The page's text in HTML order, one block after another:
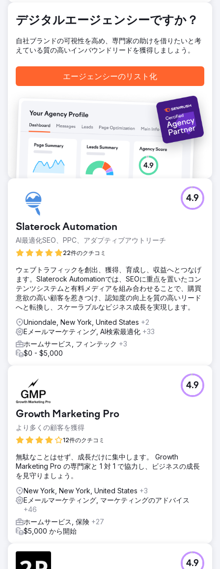
SEO 戦略の改善により、非ブランド キーワードの可視性が
4% から 19.77% に増加し、Google、Yahoo、Bing 全体で
オーガニック トラフィックが 50% 増加しました。これによ
り、オーガニック SEO に起因する WhatsApp とメール フォ
ームを通じて 1,589 件のリードが生成されました。リードか
ック リードは約 120 万ランドの売上に影響を与え、検索可視
性の向上とターゲットを絞ったコンテンツがビジネスに多大
エージェンシーページに移動
デジタルエージェンシーですか？
自社ブランドの可視性を高め、専門家の助けを借りたいと考
えている質の高いインバウンドリードを獲得しましょう。
エージェンシーのリスト化
Slaterock Automation
AI最適化SEO、PPC、アダプティブアウトリーチ
22件のクチコミ
4.9
ウェブトラフィックを創出、獲得、育成し、収益へとつなげ
ます。Slaterock Automationでは、SEOに重点を置いたコン
テンツシステムと有料メディアを組み合わせることで、購買
意欲の高い顧客を惹きつけ、認知度の向上を質の高いリード
へと転換し、スケーラブルなビジネス成長を実現します。
Uniondale, New York, United States +2
Eメールマーケティング, AI検索最適化 +33
ホームサービス, フィンテック +3
$0 - $5,000
Growth Marketing Pro
より多くの顧客を獲得
12件のクチコミ
4.9
無駄なことはせず、成長だけに集中します。 Growth
Marketing Pro の専門家と 1 対 1 で協力し、ビジネスの成長
を見守りましょう。
New York, New York, United States +3
Eメールマーケティング, マーケティングのアドバイス
+46
ホームサービス, 保険 +27
$5,000 から開始
4.9